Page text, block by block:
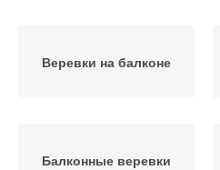
Веревки на балконе
Балконные веревки